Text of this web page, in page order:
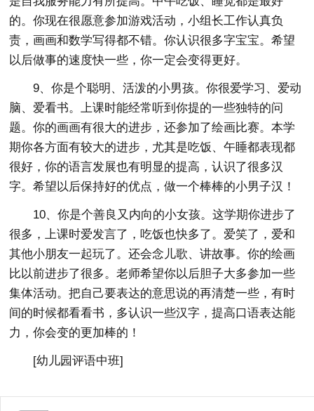
的。你现在很愿意参加游戏活动，小组长工作认真负
责，画画和数学写得都不错。你认识很多字宝宝。希望
以后做事的速度快一些，你一定会变得更好。
9、你是个聪明、活泼的小男孩。你很爱学习、爱动
脑、爱看书。上课时能经常听到你提的一些独特的问
题。你的画画有很大的进步，还参加了绘画比赛。本学
期你各方面有较大的进步，尤其是吃饭、午睡都表现都
很好，你的语言发展也有明显的提高，认识了很多汉
字。希望以后保持好的优点，做一个棒棒的小男子汉！
10、你是个善良又内向的小女孩。这学期你进步了
很多，上课时爱发言了，吃饭也快多了。爱笑了，爱和
其他小朋友一起玩了。还会念儿歌、讲故事。你的绘画
比以前进步了很多。老师希望你以后胆子大多参加一些
集体活动。把自己要表达的意思说的再清楚一些，有时
间的时候都看看书，多认识一些汉字，提高口语表达能
力，你会变的更加棒的！
[幼儿园评语中班]